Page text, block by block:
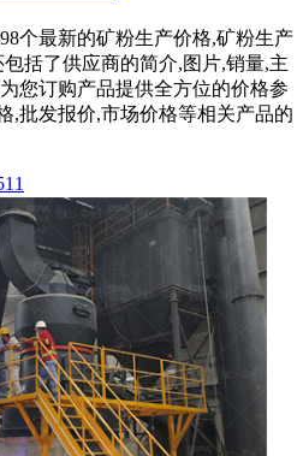
个最新的矿粉生产价格,矿粉生产
括了供应商的简介,图片,销量,主
您订购产品提供全方位的价格参
,批发报价,市场价格等相关产品的